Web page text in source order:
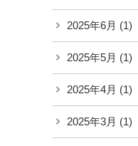
2025年6月 (1)
2025年5月 (1)
2025年4月 (1)
2025年3月 (1)